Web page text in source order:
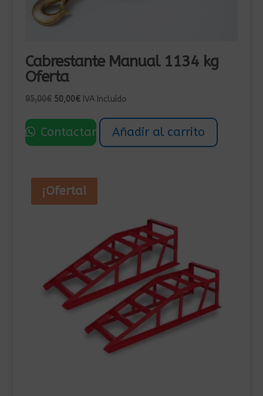
Cabrestante Manual 1134 kg
Oferta
95,00€ El
original
era:
50,00€El
actual
es:
IVA Incluído
Contactar Añadir al carrito
¡Oferta!